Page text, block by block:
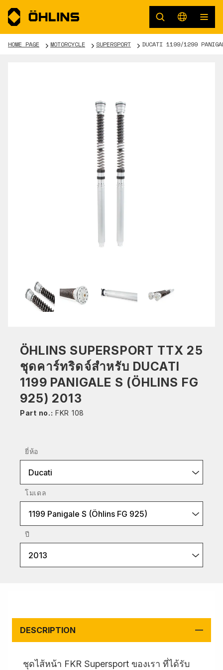
HOME PAGE MOTORCYCLE SUPERSPORT DUCATI 1199/1299
ÖHLINS SUPERSPORT TTX 25
ชุดคาร์ทริดจ์สำหรับ DUCATI
1199 PANIGALE S (ÖHLINS FG
925) 2013
Part no.: FKR 108
ยี่ห้อ
Ducati
โมเดล
1199 Panigale S (Öhlins FG 925)
ปี
2013
DESCRIPTION
ชุดไส้หน้า FKR Supersport ของเรา ที่ได้รับ